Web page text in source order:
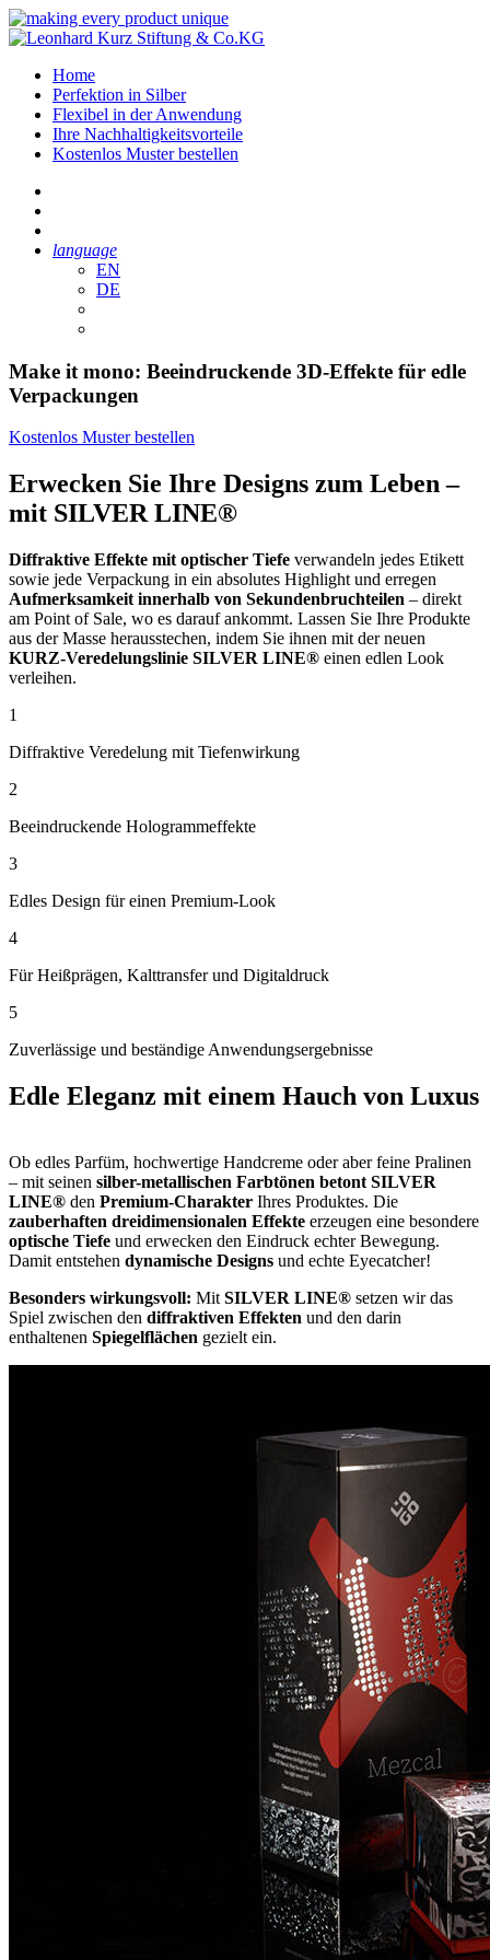
Home
Perfektion in Silber
Flexibel in der Anwendung
Ihre Nachhaltigkeitsvorteile
Kostenlos Muster bestellen
language
EN
DE
Make it mono: Beeindruckende 3D-Effekte für edle
Verpackungen
Kostenlos Muster bestellen
Erwecken Sie Ihre Designs zum Leben –
mit SILVER LINE®
Diffraktive Effekte mit optischer Tiefe verwandeln jedes Etikett
sowie jede Verpackung in ein absolutes Highlight und erregen
Aufmerksamkeit innerhalb von Sekundenbruchteilen – direkt
am Point of Sale, wo es darauf ankommt. Lassen Sie Ihre Produkte
aus der Masse herausstechen, indem Sie ihnen mit der neuen
KURZ-Veredelungslinie SILVER LINE® einen edlen Look
verleihen.
1
Diffraktive Veredelung mit Tiefenwirkung
2
Beeindruckende Hologrammeffekte
3
Edles Design für einen Premium-Look
4
Für Heißprägen, Kalttransfer und Digitaldruck
5
Zuverlässige und beständige Anwendungsergebnisse
Edle Eleganz mit einem Hauch von Luxus
Ob edles Parfüm, hochwertige Handcreme oder aber feine Pralinen
– mit seinen silber-metallischen Farbtönen betont SILVER
LINE® den Premium-Charakter Ihres Produktes. Die
zauberhaften dreidimensionalen Effekte erzeugen eine besondere
optische Tiefe und erwecken den Eindruck echter Bewegung.
Damit entstehen dynamische Designs und echte Eyecatcher!
Besonders wirkungsvoll: Mit SILVER LINE® setzen wir das
Spiel zwischen den diffraktiven Effekten und den darin
enthaltenen Spiegelflächen gezielt ein.